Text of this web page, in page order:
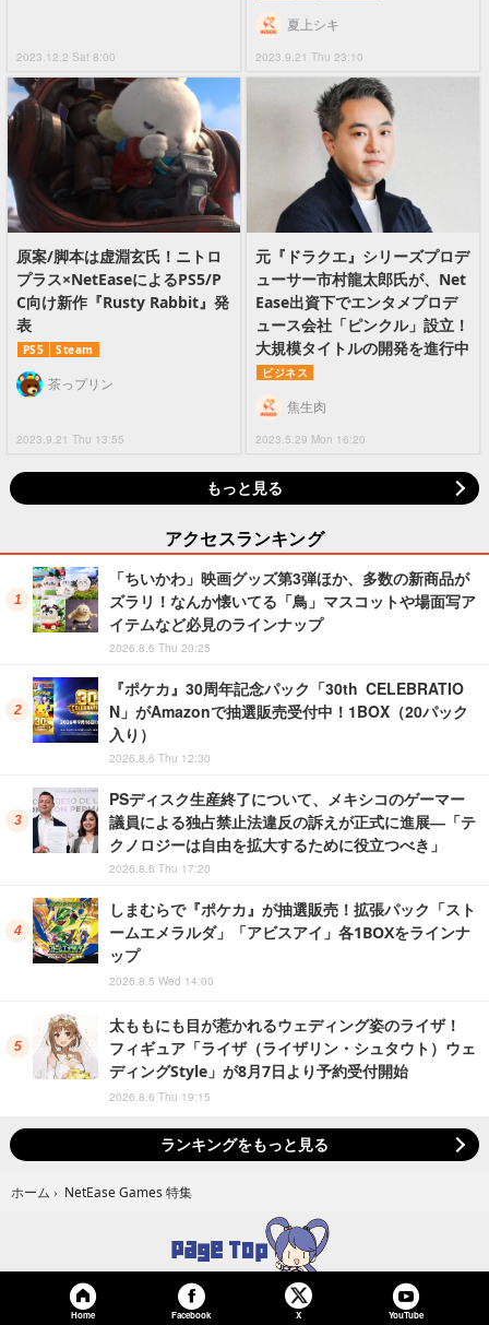
2023.12.2 Sat 8:00 2023.9.21 Thu 23:10
夏上シキ
原案/脚本は虚淵玄氏！ニトロ
プラス×NetEaseによるPS5/P
C向け新作『Rusty Rabbit』発
表
PS5 Steam
2023.9.21 Thu 13:55
茶っプリン
元『ドラクエ』シリーズプロデ
ューサー市村龍太郎氏が、Net
Ease出資下でエンタメプロデ
ュース会社「ピンクル」設立！
大規模タイトルの開発を進行中
ビジネス
2023.5.29 Mon 16:20
焦生肉
もっと見る
アクセスランキング
「ちいかわ」映画グッズ第3弾ほか、多数の新商品が
ズラリ！なんか懐いてる「鳥」マスコットや場面写ア
イテムなど必見のラインナップ
2026.8.6 Thu 20:25
『ポケカ』30周年記念パック「30th CELEBRATIO
N」がAmazonで抽選販売受付中！1BOX（20パック
入り）
2026.8.6 Thu 12:30
PSディスク生産終了について、メキシコのゲーマー
議員による独占禁止法違反の訴えが正式に進展―「テ
クノロジーは自由を拡大するために役立つべき」
2026.8.6 Thu 17:20
しまむらで『ポケカ』が抽選販売！拡張パック「スト
ームエメラルダ」「アビスアイ」各1BOXをラインナ
ップ
2026.8.5 Wed 14:00
太ももにも目が惹かれるウェディング姿のライザ！
フィギュア「ライザ（ライザリン・シュタウト）ウェ
ディングStyle」が8月7日より予約受付開始
2026.8.6 Thu 19:15
ランキングをもっと見る
ホーム › NetEase Games 特集
Home Facebook X YouTube